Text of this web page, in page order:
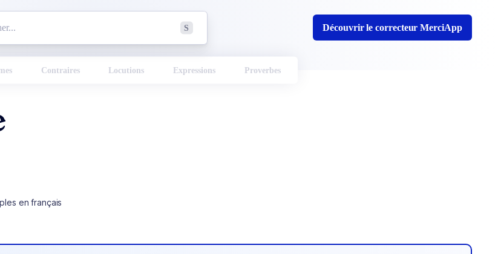
S Découvrir le correcteur MerciApp
Contraires Locutions Expressions Proverbes
en français